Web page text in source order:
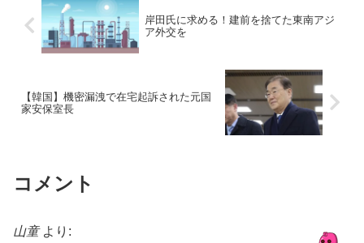
岸田氏に求める！建前を捨てた東南アジ
ア外交を
【韓国】機密漏洩で在宅起訴された元国
家安保室長
コメント
山童 より: